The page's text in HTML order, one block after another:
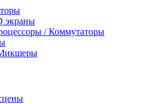
экраны
/ Коммутаторы